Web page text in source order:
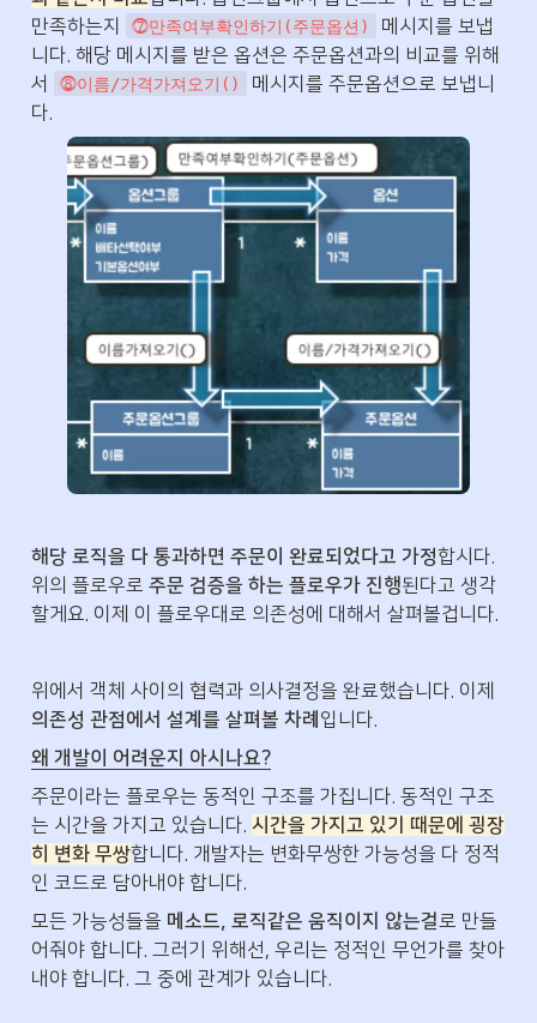
만족하는지
⓻만족여부확인하기(주문옵션)
메시지를 보냅
니다. 해당 메시지를 받은 옵션은 주문옵션과의 비교를 위해
서
⓼이름/가격가져오기()
메시지를 주문옵션으로 보냅니
다.
해당 로직을 다 통과하면 주문이 완료되었다고 가정합시다.
위의 플로우로 주문 검증을 하는 플로우가 진행된다고 생각
할게요. 이제 이 플로우대로 의존성에 대해서 살펴볼겁니다.
의존성 관점에서 설계를 살펴볼 차례 입니다.
왜 개발이 어려운지 아시나요?
주문이라는 플로우는 동적인 구조를 가집니다. 동적인 구조
는 시간을 가지고 있습니다. 시간을 가지고 있기 때문에 굉장
히 변화 무쌍합니다. 개발자는 변화무쌍한 가능성을 다 정적
인 코드로 담아내야 합니다.
모든 가능성들을 메소드, 로직같은 움직이지 않는걸로 만들
어줘야 합니다. 그러기 위해선, 우리는 정적인 무언가를 찾아
내야 합니다. 그 중에 관계가 있습니다.